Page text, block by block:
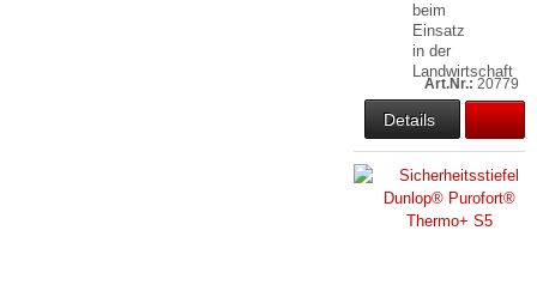
beim
Einsatz
in der
Landwirtschaft
Art.Nr.: 20779
Details